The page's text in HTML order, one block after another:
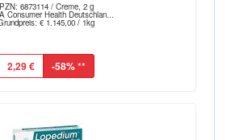
PZN: 6873114 / Creme, 2 g
Consumer Health Deutschlan...
€ 1.145,00 / 1kg
2,29 € -58%**